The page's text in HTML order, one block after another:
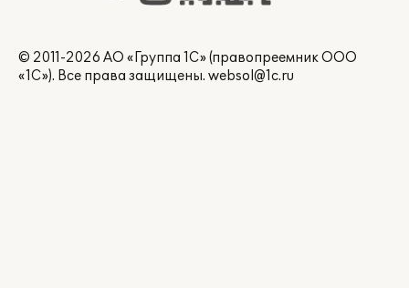
© 2011-2026 АО «Группа 1С» (правопреемник ООО
«1С»). Все права защищены. websol@1c.ru